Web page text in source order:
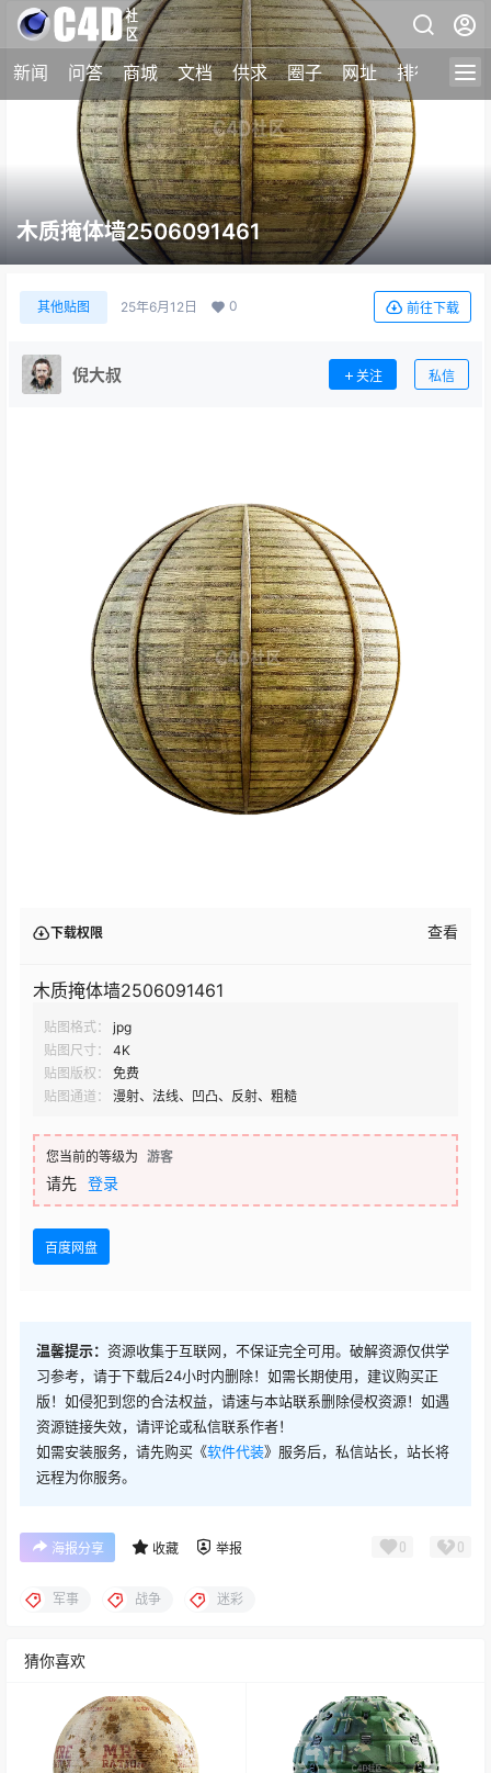
新闻 问答 商城 文档 供求 圈子 网址 排行榜
木质掩体墙2506091461
其他贴图 25年6月12日 0 前往下载
倪大叔 关注 私信
下载权限 查看
木质掩体墙2506091461
贴图格式：
jpg
贴图尺寸：
4K
贴图版权：
免费
贴图通道：
漫射、法线、凹凸、反射、粗糙
您当前的等级为 游客
请先 登录
百度网盘
温馨提示： 资源收集于互联网，不保证完全可用。破解资源仅供学
习参考，请于下载后24小时内删除！如需长期使用，建议购买正
版！如侵犯到您的合法权益，请速与本站联系删除侵权资源！如遇
资源链接失效，请评论或私信联系作者！
如需安装服务，请先购买《软件代装》服务后，私信站长，站长将
远程为你服务。
海报分享 收藏 举报 0 0
军事 战争 迷彩
猜你喜欢